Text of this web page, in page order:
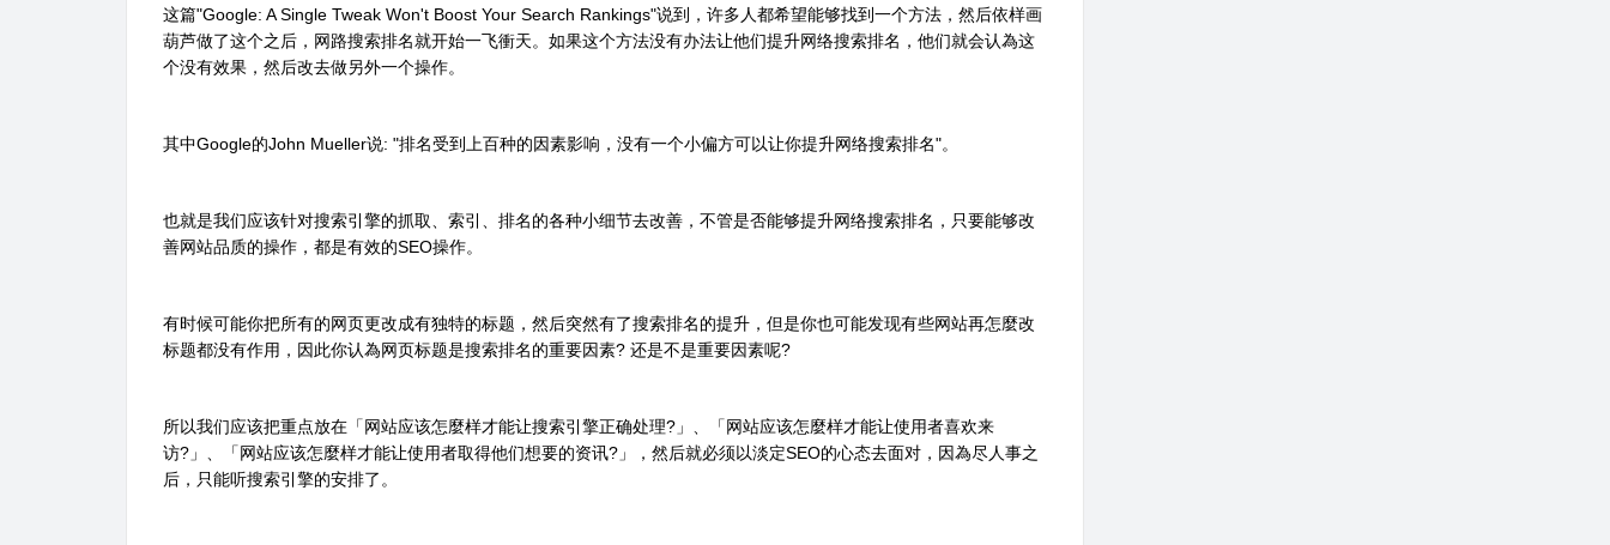
这篇"Google: A Single Tweak Won't Boost Your Search Rankings"说到，许多人都希望能够找到一个方法，然后依样画
葫芦做了这个之后，网路搜索排名就开始一飞衝天。如果这个方法没有办法让他们提升网络搜索排名，他们就会认為这
个没有效果，然后改去做另外一个操作。
其中Google的John Mueller说: "排名受到上百种的因素影响，没有一个小偏方可以让你提升网络搜索排名"。
也就是我们应该针对搜索引擎的抓取、索引、排名的各种小细节去改善，不管是否能够提升网络搜索排名，只要能够改
善网站品质的操作，都是有效的SEO操作。
有时候可能你把所有的网页更改成有独特的标题，然后突然有了搜索排名的提升，但是你也可能发现有些网站再怎麼改
标题都没有作用，因此你认為网页标题是搜索排名的重要因素? 还是不是重要因素呢?
所以我们应该把重点放在「网站应该怎麼样才能让搜索引擎正确处理?」、「网站应该怎麼样才能让使用者喜欢来
访?」、「网站应该怎麼样才能让使用者取得他们想要的资讯?」，然后就必须以淡定SEO的心态去面对，因為尽人事之
后，只能听搜索引擎的安排了。